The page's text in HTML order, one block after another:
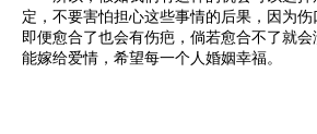
定，不要害怕担心这些事情的后果，因为伤
即便愈合了也会有伤疤，倘若愈合不了就
能嫁给爱情，希望每一个人婚姻幸福。